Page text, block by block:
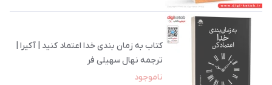
کتاب به زمان بندی خدا اعتماد کنید | آکیرا |
ترجمه نهال سهیلی فر
ناموجود